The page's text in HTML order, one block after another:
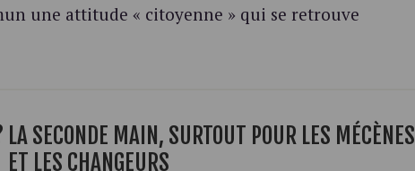
une attitude « citoyenne » qui se retrouve
SECONDE MAIN, SURTOUT POUR LES MÉCÈNES
ET LES CHANGEURS